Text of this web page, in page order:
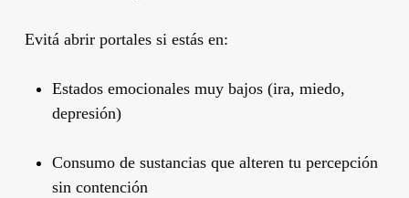
Evitá abrir portales si estás en:
Estados emocionales muy bajos (ira, miedo,
depresión)
Consumo de sustancias que alteren tu percepción
sin contención